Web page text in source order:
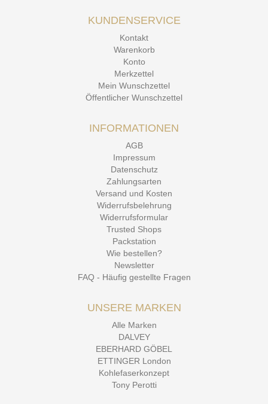
KUNDENSERVICE
Kontakt
Warenkorb
Konto
Merkzettel
Mein Wunschzettel
Öffentlicher Wunschzettel
INFORMATIONEN
AGB
Impressum
Datenschutz
Zahlungsarten
Versand und Kosten
Widerrufsbelehrung
Widerrufsformular
Trusted Shops
Packstation
Wie bestellen?
Newsletter
FAQ - Häufig gestellte Fragen
UNSERE MARKEN
Alle Marken
DALVEY
EBERHARD GÖBEL
ETTINGER London
Kohlefaserkonzept
Tony Perotti